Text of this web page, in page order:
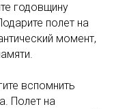
годовщину
полет на
момент,
вспомнить
Полет на